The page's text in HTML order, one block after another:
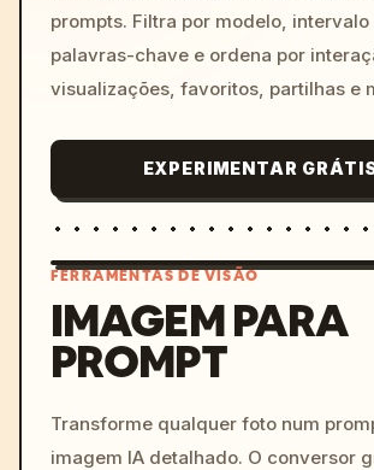
prompts. Filtra por modelo,
palavras-chave e ordena por
visualizações, favoritos, partilhas e
EXPERIMENTAR
colors, 8k
FERRAMENTAS DE VISÃO
IMAGEM PARA
PROMPT
Transforme qualquer foto num
imagem IA detalhado. O conversor